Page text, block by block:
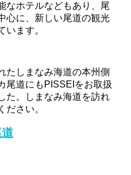
なホテルなどもあり、尾
心に、新しい尾道の観光
います。
たしまなみ海道の本州側
尾道にもPISSEIをお取扱
た。しまなみ海道を訪れ
ださい。